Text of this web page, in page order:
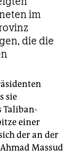
im
die die
sie
Taliban-
einer
der an der
Massud